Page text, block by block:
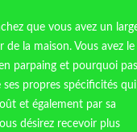
que vous avez un
la maison. Vous avez le
parpaing et pourquoi pas
propres spécificités qui
et également par sa
désirez recevoir plus